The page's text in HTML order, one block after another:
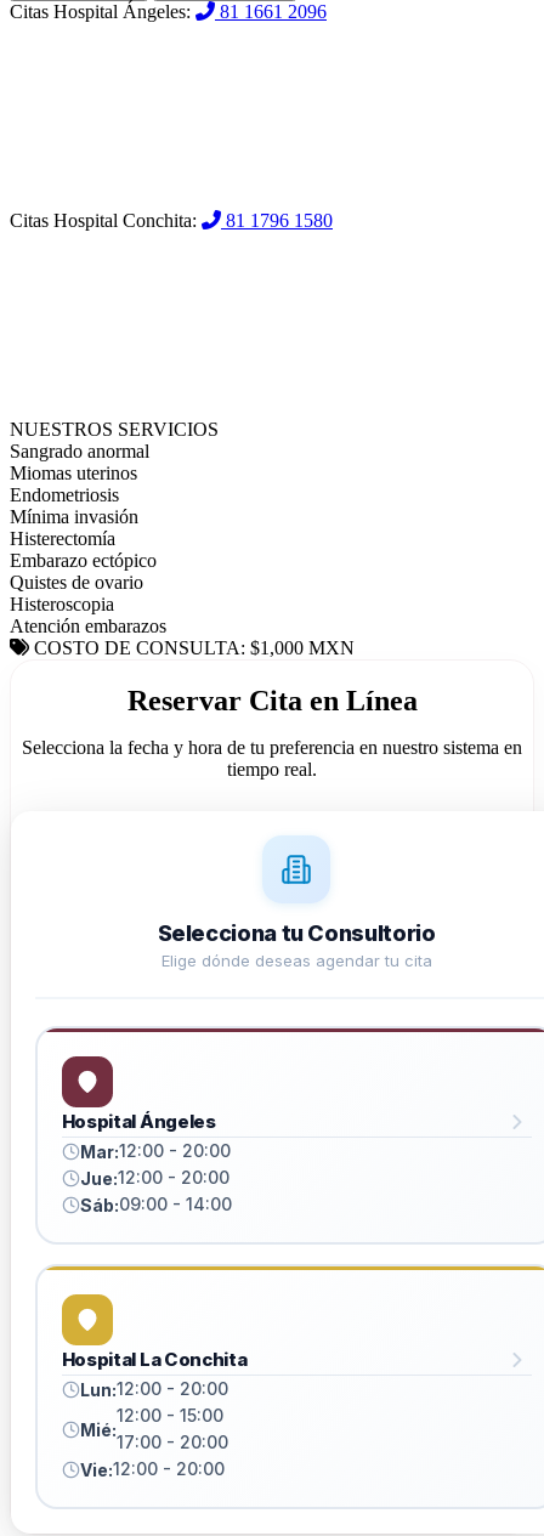
Citas Hospital Ángeles: 81 1661 2096
Citas Hospital Conchita: 81 1796 1580
NUESTROS SERVICIOS
Sangrado anormal
Miomas uterinos
Endometriosis
Mínima invasión
Histerectomía
Embarazo ectópico
Quistes de ovario
Histeroscopia
Atención embarazos
COSTO DE CONSULTA: $1,000 MXN
Reservar Cita en Línea
Selecciona la fecha y hora de tu preferencia en nuestro sistema en
tiempo real.
Selecciona tu Consultorio
Elige dónde deseas agendar tu cita
Hospital Ángeles
Mar:12:00 - 20:00
Jue:12:00 - 20:00
Sáb:09:00 - 14:00
Hospital La Conchita
Lun:12:00 - 20:00
Mié:
12:00 - 15:00
17:00 - 20:00
Vie:12:00 - 20:00